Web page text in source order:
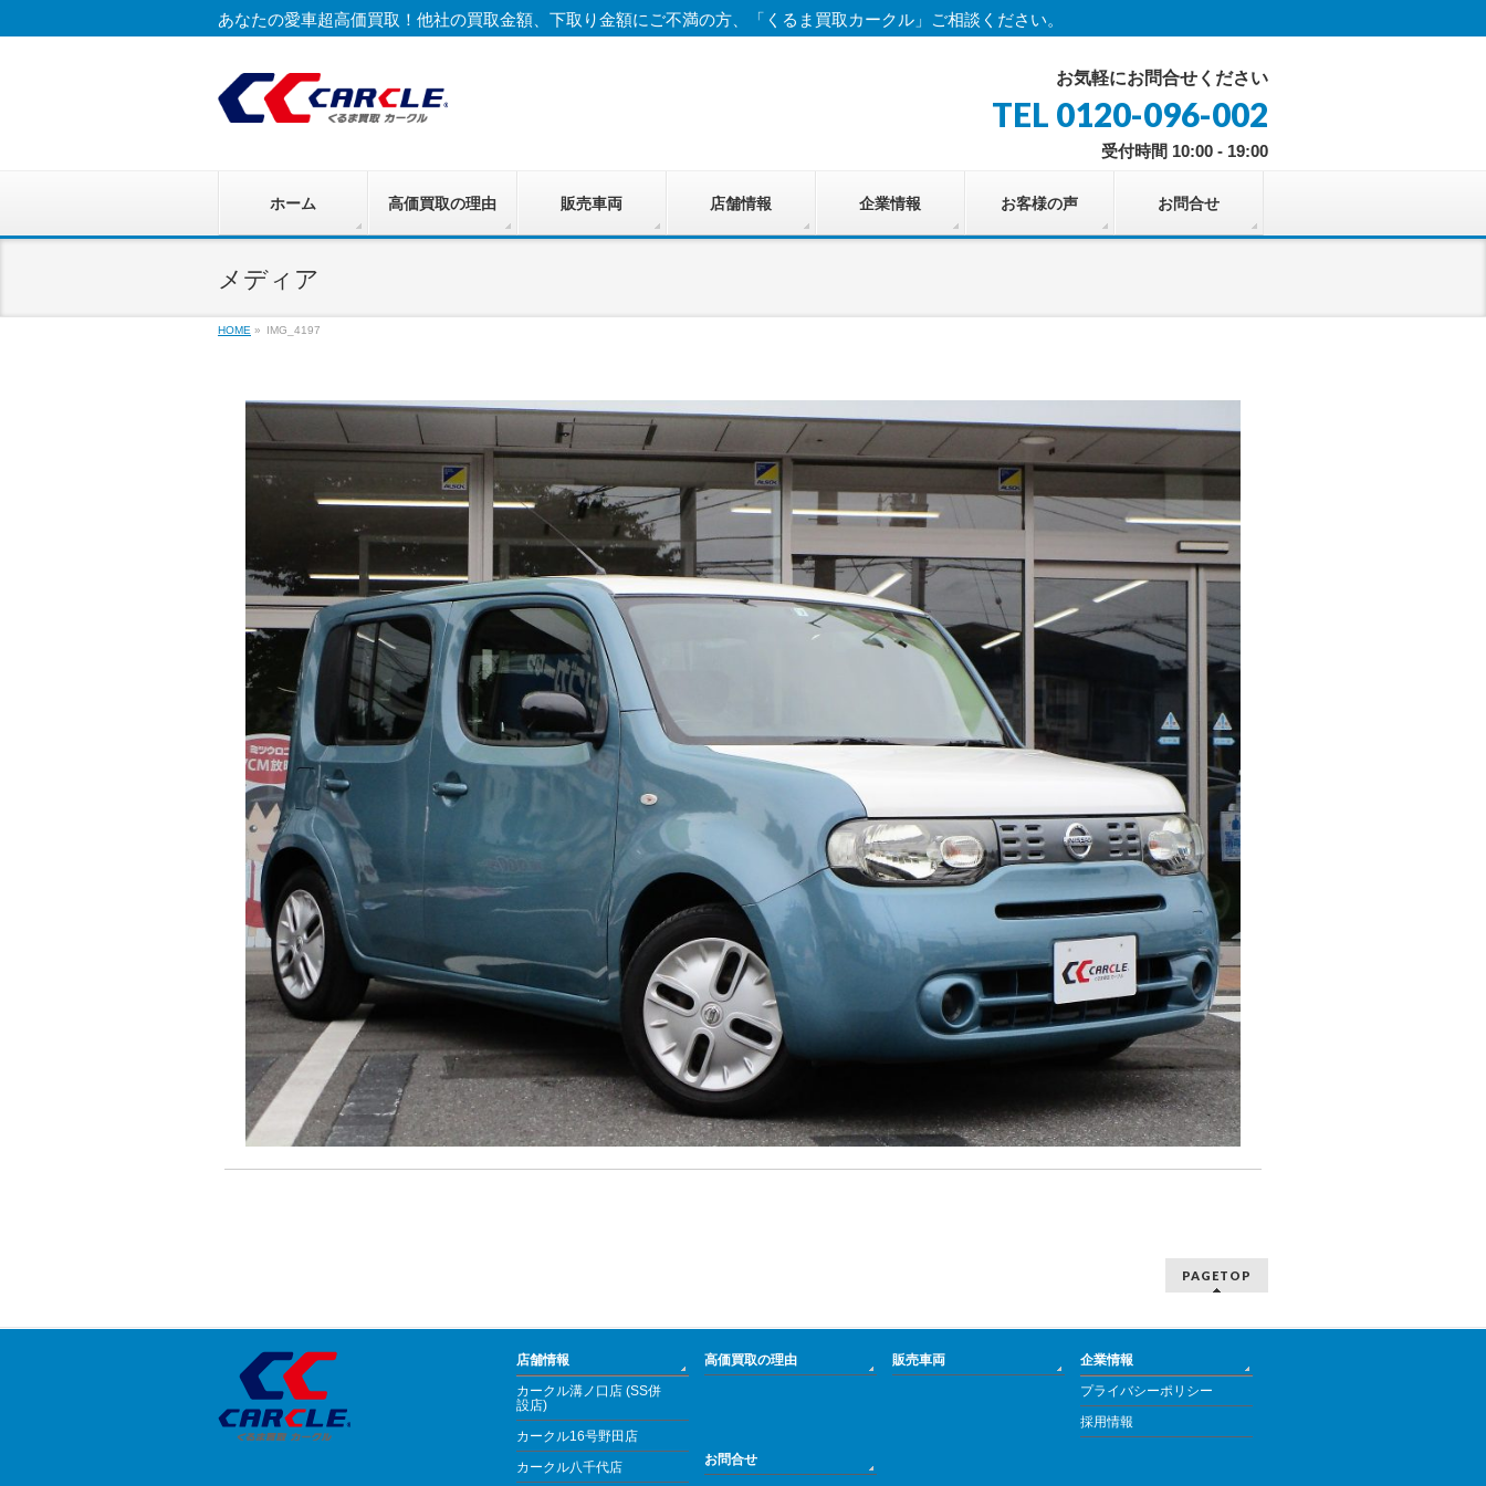
あなたの愛車超高価買取！他社の買取金額、下取り金額にご不満の方、「くるま買取カークル」ご相談ください。
お気軽にお問合せください
TEL 0120-096-002
受付時間 10:00 - 19:00
ホーム 高価買取の理由 販売車両 店舗情報 企業情報 お客様の声 お問合せ
メディア
HOME » IMG_4197
PAGETOP
店舗情報
カークル溝ノ口店 (SS併
設店)
カークル16号野田店
カークル八千代店
高価買取の理由 販売車両
企業情報
プライバシーポリシー
採用情報
お問合せ